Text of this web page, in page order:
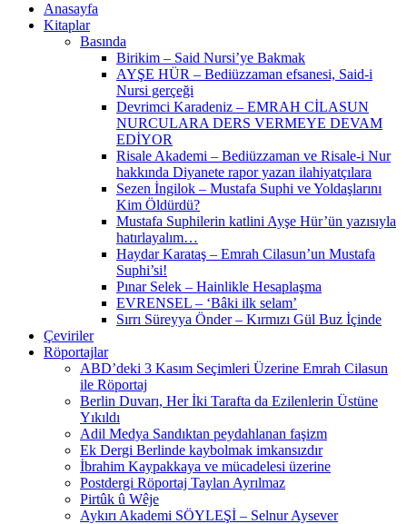
Anasayfa
Kitaplar
Basında
Birikim – Said Nursi’ye Bakmak
AYŞE HÜR – Bediüzzaman efsanesi, Said-i
Nursi gerçeği
Devrimci Karadeniz – EMRAH CİLASUN
NURCULARA DERS VERMEYE DEVAM
EDİYOR
Risale Akademi – Bediüzzaman ve Risale-i Nur
hakkında Diyanete rapor yazan ilahiyatçılara
Sezen İngilok – Mustafa Suphi ve Yoldaşlarını
Kim Öldürdü?
Mustafa Suphilerin katlini Ayşe Hür’ün yazısıyla
hatırlayalım…
Haydar Karataş – Emrah Cilasun’un Mustafa
Suphi’si!
Pınar Selek – Hainlikle Hesaplaşma
EVRENSEL – ‘Bâki ilk selam’
Sırrı Süreyya Önder – Kırmızı Gül Buz İçinde
Çeviriler
Röportajlar
ABD’deki 3 Kasım Seçimleri Üzerine Emrah Cilasun
ile Röportaj
Berlin Duvarı, Her İki Tarafta da Ezilenlerin Üstüne
Yıkıldı
Adil Medya Sandıktan peydahlanan faşizm
Ek Dergi Berlinde kaybolmak imkansızdır
İbrahim Kaypakkaya ve mücadelesi üzerine
Postdergi Röportaj Taylan Ayrılmaz
Pirtûk û Wêje
Aykırı Akademi SÖYLEŞİ – Selnur Aysever